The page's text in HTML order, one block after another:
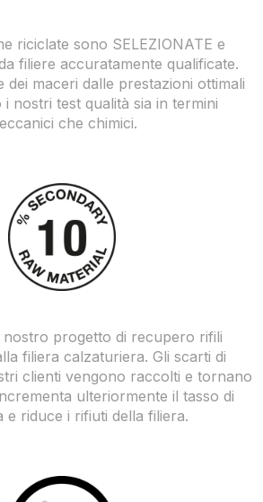
riciclate sono SELEZIONATE e
filiere accuratamente qualificate.
dei maceri dalle prestazioni ottimali
nostri test qualità sia in termini
che chimici.
nostro progetto di recupero rifili
filiera calzaturiera. Gli scarti di
clienti vengono raccolti e tornano
ulteriormente il tasso di
e riduce i rifiuti della filiera.